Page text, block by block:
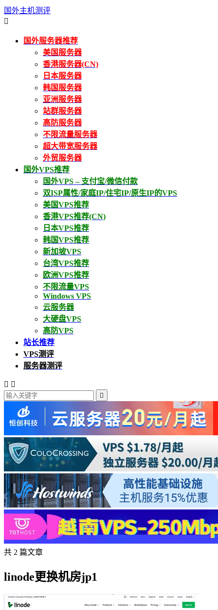
国外主机测评

国外服务器推荐
美国服务器
香港服务器(CN)
日本服务器
韩国服务器
亚洲服务器
站群服务器
高防服务器
不限流量服务器
超大带宽服务器
外贸服务器
国外VPS推荐
国外VPS – 支付宝/微信付款
双ISP属性/家庭IP/住宅IP/原生IP的VPS
美国VPS推荐
香港VPS推荐(CN)
日本VPS推荐
韩国VPS推荐
新加坡VPS
台湾VPS推荐
欧洲VPS推荐
不限流量VPS
Windows VPS
云服务器
大硬盘VPS
高防VPS
站长推荐
VPS测评
服务器测评
 

共 2 篇文章
linode更换机房jp1